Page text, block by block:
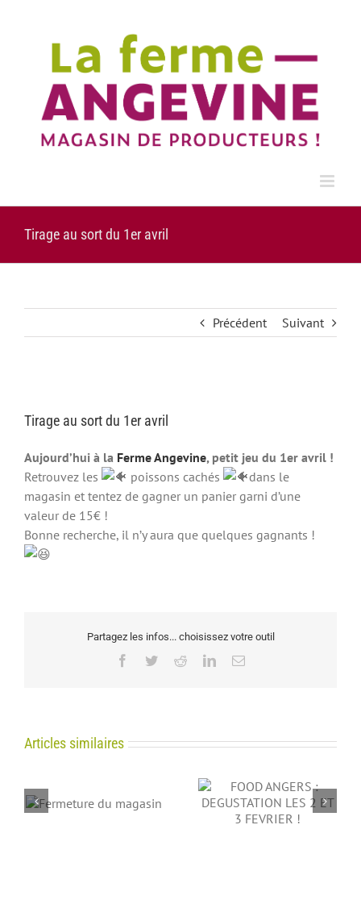
Tirage au sort du 1er avril
Précédent Suivant
Tirage au sort du 1er avril
Aujourd’hui à la Ferme Angevine, petit jeu du 1er avril !
Retrouvez les
poissons cachés
dans le
magasin et tentez de gagner un panier garni d’une
valeur de 15€ !
Bonne recherche, il n’y aura que quelques gagnants !
Partagez les infos... choisissez votre outil
Facebook
TwitterRedditLinkedInEmail
Articles similaires
FOOD ANGERS :
Magasin fermé le 11
Novembre